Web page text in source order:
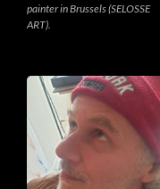
painter in Brussels (SELOSSE
ART).